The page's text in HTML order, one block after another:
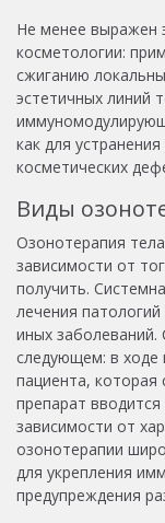
Не менее выражен
косметологии:
сжиганию
эстетичных линий
как для
косметических
Виды
Озонотерапия
зависимости от
получить.
лечения
иных заболеваний.
следующем: в ходе
пациента,
препарат
зависимости от
озонотерапии
для укрепления
предупреждения